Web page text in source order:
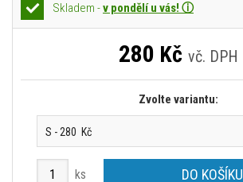
Skladem -v pondělí u vás! ⓘ
280 Kč vč. DPH
Zvolte variantu:
S - 280 Kč
ks DO KOŠÍKU